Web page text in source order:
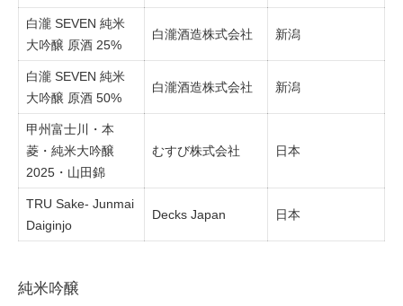
白瀧 SEVEN 純米
大吟醸 原酒 25%
白瀧酒造株式会社 新潟
白瀧 SEVEN 純米
大吟醸 原酒 50%
白瀧酒造株式会社 新潟
甲州富士川・本
菱・純米大吟醸
2025・山田錦
むすび株式会社 日本
TRU Sake- Junmai
Daiginjo
Decks Japan 日本
純米吟醸